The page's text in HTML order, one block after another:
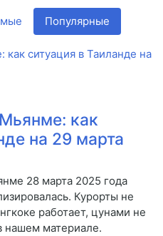
Популярные
как
на 29 марта
28 марта 2025 года
Курорты не
работает, цунами не
нашем материале.